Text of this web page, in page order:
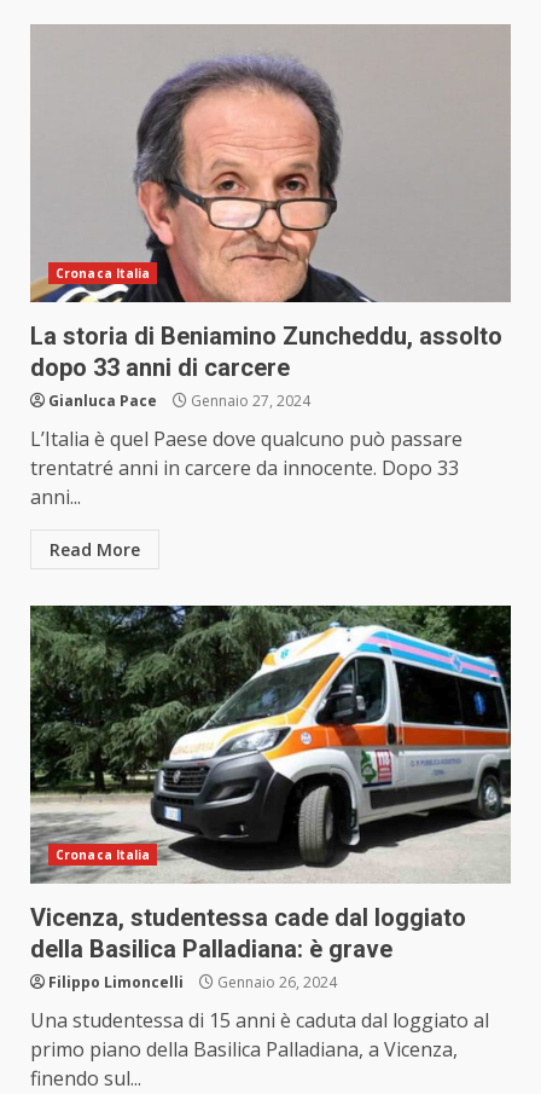
Cronaca Italia
La storia di Beniamino Zuncheddu, assolto
dopo 33 anni di carcere
Gianluca Pace Gennaio 27, 2024
L’Italia è quel Paese dove qualcuno può passare
trentatré anni in carcere da innocente. Dopo 33
anni...
Read More
Cronaca Italia
Vicenza, studentessa cade dal loggiato
della Basilica Palladiana: è grave
Filippo Limoncelli Gennaio 26, 2024
Una studentessa di 15 anni è caduta dal loggiato al
primo piano della Basilica Palladiana, a Vicenza,
finendo sul...